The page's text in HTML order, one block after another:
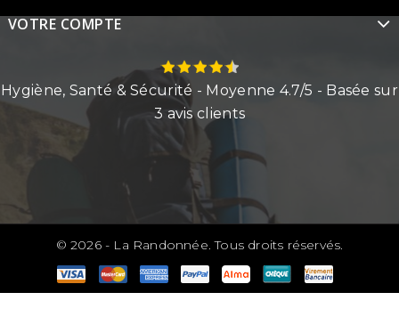
VOTRE COMPTE
Hygiène, Santé & Sécurité - Moyenne 4.7/5 - Basée sur
3 avis clients
© 2026 - La Randonnée. Tous droits réservés.